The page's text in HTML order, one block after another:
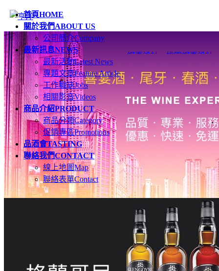
首頁HOME
關於我們ABOUT US
公司簡介Company
最新訊息NEWS
最新活動Latest News
專題文章Feature Article
工作職缺Jobs
相關影音Videos
商品介紹PRODUCT
商品分類Category
促銷專區Promotions
品酒會TASTING
聯絡我們CONTACT
線上地圖Map
聯絡表單Contact
網頁設計 桃園網頁設計